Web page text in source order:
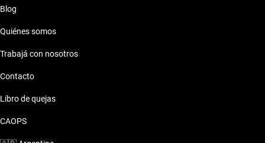
Blog
Quiénes somos
Trabajá con nosotros
Contacto
Libro de quejas
CAOPS